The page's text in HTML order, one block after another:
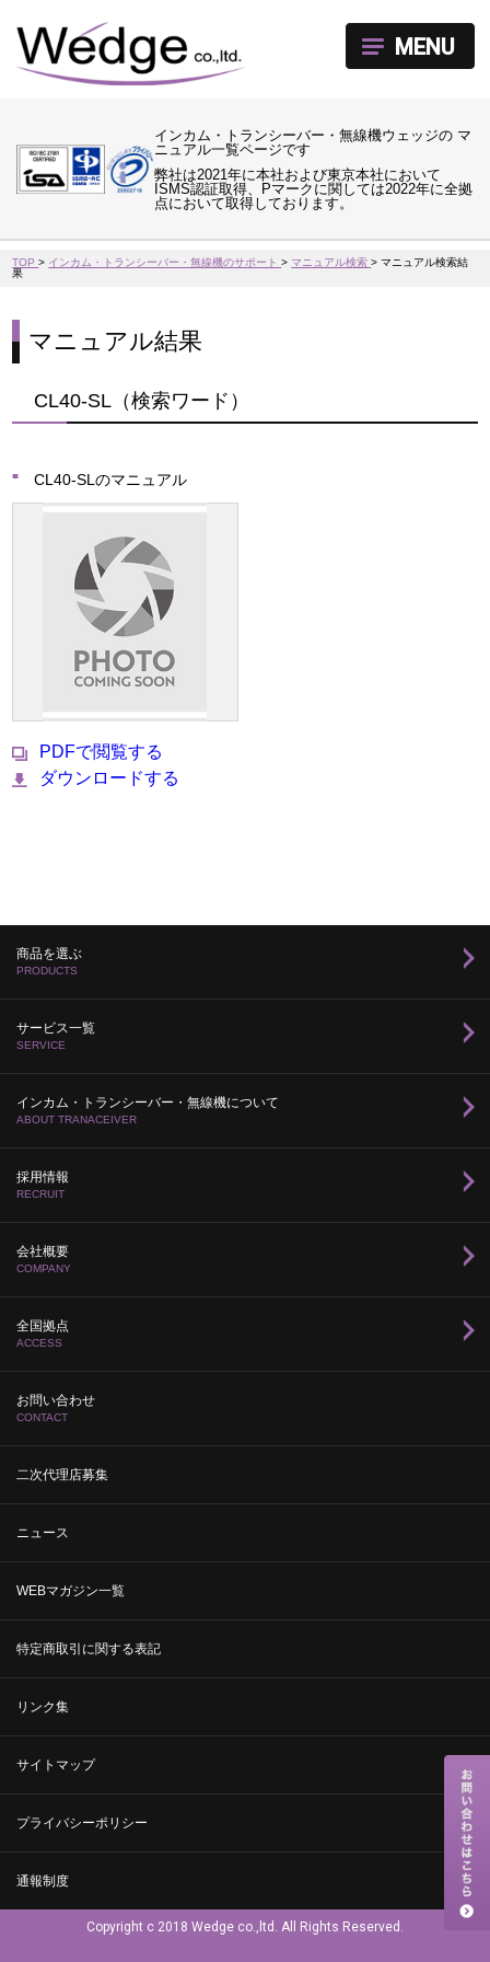
インカム・トランシーバー・無線機ウェッジの マ
ニュアル一覧ページです
弊社は2021年に本社および東京本社において
ISMS認証取得、Pマークに関しては2022年に全拠
点において取得しております。
MENU
TOP> インカム・トランシーバー・無線機のサポート>マニュアル検索>マニュアル検索結
果
マニュアル結果
CL40-SL（検索ワード）
CL40-SLのマニュアル
PDFで閲覧する
ダウンロードする
商品を選ぶ
PRODUCTS
サービス一覧
SERVICE
インカム・トランシーバー・無線機について
ABOUT TRANACEIVER
採用情報
RECRUIT
会社概要
COMPANY
全国拠点
ACCESS
お問い合わせ
CONTACT
二次代理店募集
ニュース
WEBマガジン一覧
特定商取引に関する表記
リンク集
サイトマップ
プライバシーポリシー
通報制度
Copyright c 2018 Wedge co.,ltd. All Rights Reserved.